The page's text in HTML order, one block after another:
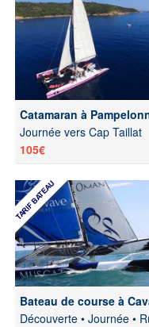
Catamaran à
Journée vers Cap Taillat
105€
Découverte • Journée •